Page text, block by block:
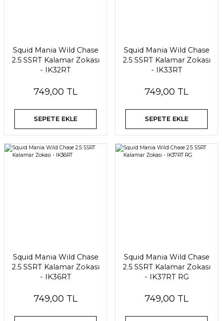
Squid Mania Wild Chase
2.5 SSRT Kalamar Zokası
- IK32RT
749,00 TL
SEPETE EKLE
Squid Mania Wild Chase
2.5 SSRT Kalamar Zokası
- IK33RT
749,00 TL
SEPETE EKLE
Squid Mania Wild Chase
2.5 SSRT Kalamar Zokası
- IK36RT
749,00 TL
Squid Mania Wild Chase
2.5 SSRT Kalamar Zokası
- IK37RT RG
749,00 TL